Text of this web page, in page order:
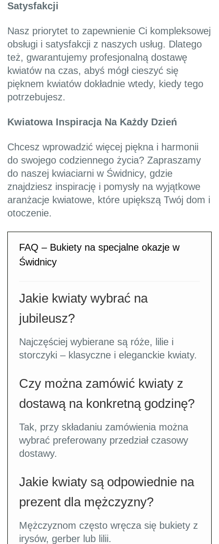
Satysfakcji
Nasz priorytet to zapewnienie Ci kompleksowej
obsługi i satysfakcji z naszych usług. Dlatego
też, gwarantujemy profesjonalną dostawę
kwiatów na czas, abyś mógł cieszyć się
pięknem kwiatów dokładnie wtedy, kiedy tego
potrzebujesz.
Kwiatowa Inspiracja Na Każdy Dzień
Chcesz wprowadzić więcej piękna i harmonii
do swojego codziennego życia? Zapraszamy
do naszej kwiaciarni w Świdnicy, gdzie
znajdziesz inspirację i pomysły na wyjątkowe
aranżacje kwiatowe, które upiększą Twój dom i
otoczenie.
FAQ – Bukiety na specjalne okazje w
Świdnicy
Jakie kwiaty wybrać na
jubileusz?
Najczęściej wybierane są róże, lilie i
storczyki – klasyczne i eleganckie kwiaty.
Czy można zamówić kwiaty z
dostawą na konkretną godzinę?
Tak, przy składaniu zamówienia można
wybrać preferowany przedział czasowy
dostawy.
Jakie kwiaty są odpowiednie na
prezent dla mężczyzny?
Mężczyznom często wręcza się bukiety z
irysów, gerber lub lilii.